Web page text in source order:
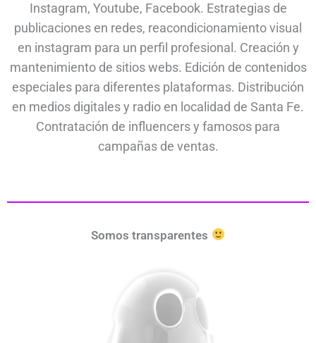
Instagram, Youtube, Facebook. Estrategias de
publicaciones en redes, reacondicionamiento visual
en instagram para un perfil profesional. Creación y
mantenimiento de sitios webs. Edición de contenidos
especiales para diferentes plataformas. Distribución
en medios digitales y radio en localidad de Santa Fe.
Contratación de influencers y famosos para
campañas de ventas.
Somos transparentes